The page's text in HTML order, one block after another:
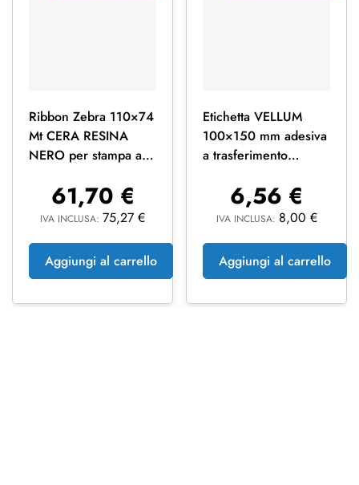
Ribbon Zebra 110×74
Mt CERA RESINA
NERO per stampa a
61,70 €
IVA INCLUSA: 75,27 €
Aggiungi al carrello
Etichetta VELLUM
100×150 mm adesiva
a trasferimento
400 pz Foro 40
6,56 €
IVA INCLUSA: 8,00 €
Aggiungi al carrello